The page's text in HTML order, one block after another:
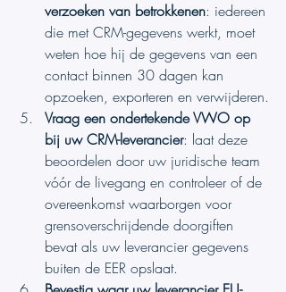
verzoeken van betrokkenen: iedereen
die met CRM-gegevens werkt, moet
weten hoe hij de gegevens van een
contact binnen 30 dagen kan
opzoeken, exporteren en verwijderen.
Vraag een ondertekende VWO op
bij uw CRM-leverancier: laat deze
beoordelen door uw juridische team
vóór de livegang en controleer of de
overeenkomst waarborgen voor
grensoverschrijdende doorgiften
bevat als uw leverancier gegevens
buiten de EER opslaat.